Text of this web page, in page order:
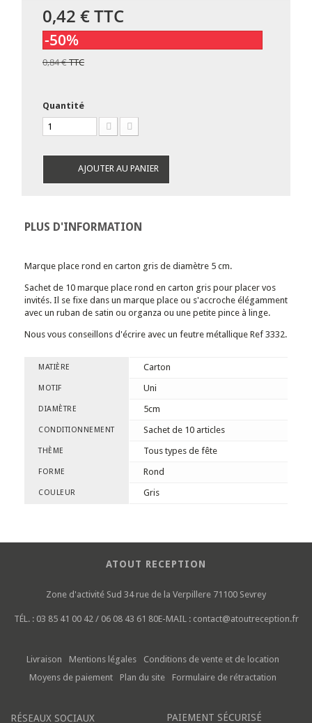
0,42 €TTC
-50%
0,84 €TTC
Quantité
AJOUTER AU PANIER
PLUS D'INFORMATION
Marque place rond en carton gris de diamètre 5 cm.
Sachet de 10 marque place rond en carton gris pour placer vos
invités. Il se fixe dans un marque place ou s'accroche élégamment
avec un ruban de satin ou organza ou une petite pince à linge.
Nous vous conseillons d'écrire avec un feutre métallique Ref 3332.
MATIÈRE Carton
MOTIF Uni
DIAMÈTRE 5cm
CONDITIONNEMENT Sachet de 10 articles
THÈME Tous types de fête
FORME Rond
COULEUR Gris
ATOUT RECEPTION
Zone d'activité Sud 34 rue de la Verpillere 71100 Sevrey
TÉL. : 03 85 41 00 42 / 06 08 43 61 80E-MAIL : contact@atoutreception.fr
Livraison Mentions légales
Conditions de vente et de location
Moyens de paiement
Plan du site Formulaire de rétractation
RÉSEAUX SOCIAUX PAIEMENT SÉCURISÉ